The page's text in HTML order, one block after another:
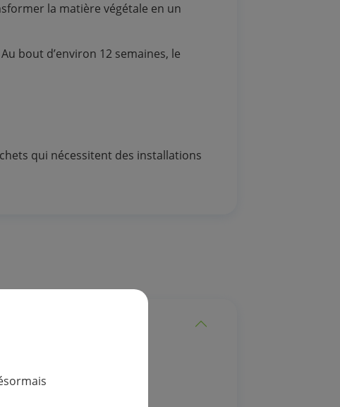
la matière végétale en un
bout d’environ 12 semaines, le
qui nécessitent des installations